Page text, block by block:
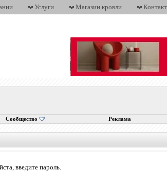
Услуги Магазин кровли
Сообщество Реклама
введите пароль.